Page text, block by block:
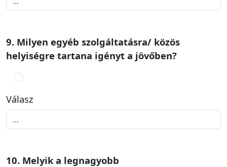
9. Milyen egyéb szolgáltatásra/ közös
helyiségre tartana igényt a jövőben?
Válasz
10. Melyik a legnagyobb